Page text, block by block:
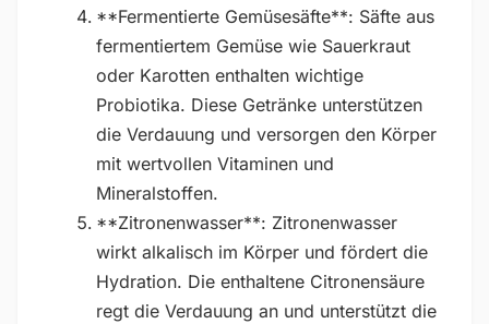
**Fermentierte Gemüsesäfte**: Säfte aus
fermentiertem Gemüse wie Sauerkraut
oder Karotten enthalten wichtige
Probiotika. Diese Getränke unterstützen
die Verdauung und versorgen den Körper
mit wertvollen Vitaminen und
Mineralstoffen.
**Zitronenwasser**: Zitronenwasser
wirkt alkalisch im Körper und fördert die
Hydration. Die enthaltene Citronensäure
regt die Verdauung an und unterstützt die